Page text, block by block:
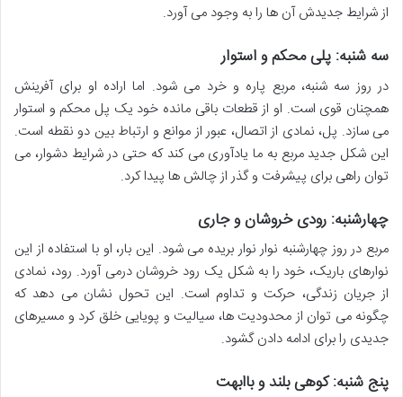
از شرایط جدیدش آن ها را به وجود می آورد.
سه شنبه: پلی محکم و استوار
در روز سه شنبه، مربع پاره و خرد می شود. اما اراده او برای آفرینش
همچنان قوی است. او از قطعات باقی مانده خود یک پل محکم و استوار
می سازد. پل، نمادی از اتصال، عبور از موانع و ارتباط بین دو نقطه است.
این شکل جدید مربع به ما یادآوری می کند که حتی در شرایط دشوار، می
توان راهی برای پیشرفت و گذر از چالش ها پیدا کرد.
چهارشنبه: رودی خروشان و جاری
مربع در روز چهارشنبه نوار نوار بریده می شود. این بار، او با استفاده از این
نوارهای باریک، خود را به شکل یک رود خروشان درمی آورد. رود، نمادی
از جریان زندگی، حرکت و تداوم است. این تحول نشان می دهد که
چگونه می توان از محدودیت ها، سیالیت و پویایی خلق کرد و مسیرهای
جدیدی را برای ادامه دادن گشود.
پنج شنبه: کوهی بلند و باابهت